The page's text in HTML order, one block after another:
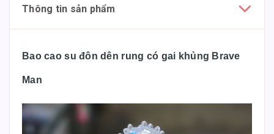
Thông tin sản phẩm
Bao cao su đôn dên rung có gai khủng Brave
Man